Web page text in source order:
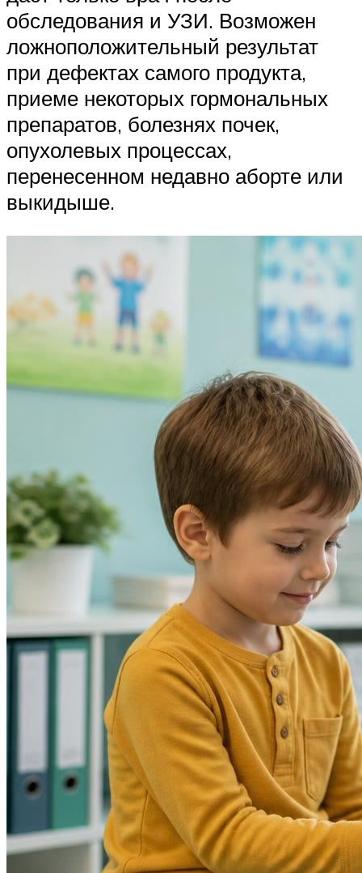
обследования и УЗИ. Возможен
ложноположительный результат
при дефектах самого продукта,
приеме некоторых гормональных
препаратов, болезнях почек,
опухолевых процессах,
перенесенном недавно аборте или
выкидыше.